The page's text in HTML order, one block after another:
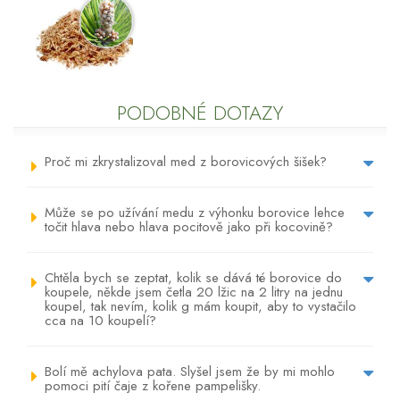
PODOBNÉ DOTAZY
Proč mi zkrystalizoval med z borovicových šišek?
Může se po užívání medu z výhonku borovice lehce
točit hlava nebo hlava pocitově jako při kocovině?
Chtěla bych se zeptat, kolik se dává té borovice do
koupele, někde jsem četla 20 lžic na 2 litry na jednu
koupel, tak nevím, kolik g mám koupit, aby to vystačilo
cca na 10 koupelí?
Bolí mě achylova pata. Slyšel jsem že by mi mohlo
pomoci pití čaje z kořene pampelišky.